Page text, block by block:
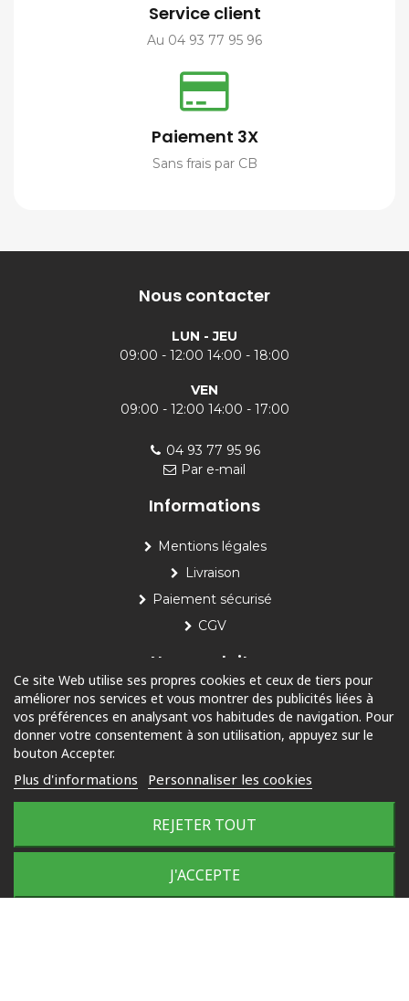
COMMANDER
Service client
Au 04 93 77 95 96
Paiement 3X
Sans frais par CB
Nous contacter
LUN - JEU
09:00 - 12:00 14:00 - 18:00
VEN
09:00 - 12:00 14:00 - 17:00
04 93 77 95 96
Par e-mail
Informations
Mentions légales
Livraison
Paiement sécurisé
CGV
Nos produits
Piscine
Jardin
Outdoor
© 2025 Tous droits réservés
Plan du site
Ce site Web utilise ses propres cookies et ceux de tiers pour
améliorer nos services et vous montrer des publicités liées à
vos préférences en analysant vos habitudes de navigation. Pour
donner votre consentement à son utilisation, appuyez sur le
bouton Accepter.
Plus d'informations Personnaliser les cookies
REJETER TOUT
J'ACCEPTE